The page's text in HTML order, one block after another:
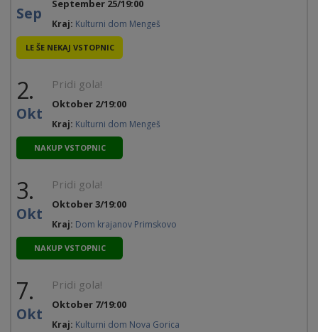
Sep September 25/19:00
Kraj: Kulturni dom Mengeš
LE ŠE NEKAJ VSTOPNIC
2.
Okt
Pridi gola!
Oktober 2/19:00
Kraj: Kulturni dom Mengeš
NAKUP VSTOPNIC
3.
Okt
Pridi gola!
Oktober 3/19:00
Kraj: Dom krajanov Primskovo
NAKUP VSTOPNIC
7.
Okt
Pridi gola!
Oktober 7/19:00
Kraj: Kulturni dom Nova Gorica